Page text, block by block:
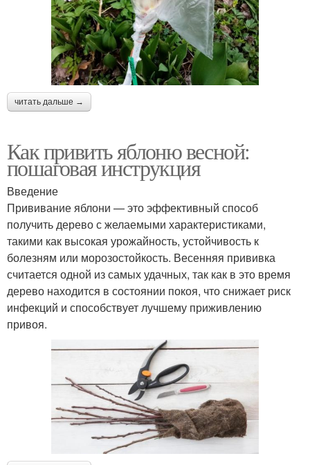
читать дальше →
Как привить яблоню весной:
пошаговая инструкция
Введение
Прививание яблони — это эффективный способ
получить дерево с желаемыми характеристиками,
такими как высокая урожайность, устойчивость к
болезням или морозостойкость. Весенняя прививка
считается одной из самых удачных, так как в это время
дерево находится в состоянии покоя, что снижает риск
инфекций и способствует лучшему приживлению
привоя.